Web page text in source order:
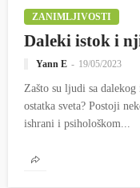
ZANIMLJIVOSTI
Daleki istok i
Yann E 19/05/2023
Zašto su ljudi sa
ostatka sveta? Postoji
ishrani i psihološkom...